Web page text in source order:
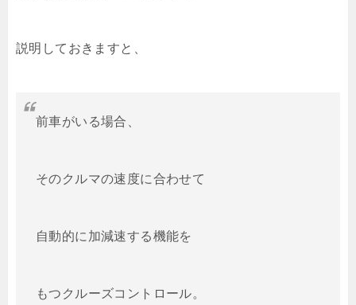
説明しておきますと、
前車がいる場合、
そのクルマの速度に合わせて
自動的に加減速する機能を
もつクルーズコントロール。